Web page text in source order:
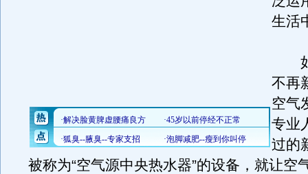
生活
如
不再
空气
专业
过的
被称为“空气源中央热水器”的设备，就让空